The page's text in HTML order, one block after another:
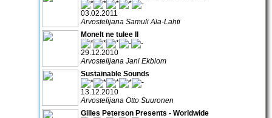
03.02.2011
Arvostelijana Samuli Ala-Lahti
Monelt ne tulee II
29.12.2010
Arvostelijana Jani Ekblom
Sustainable Sounds
13.12.2010
Arvostelijana Otto Suuronen
Gilles Peterson Presents - Worldwide